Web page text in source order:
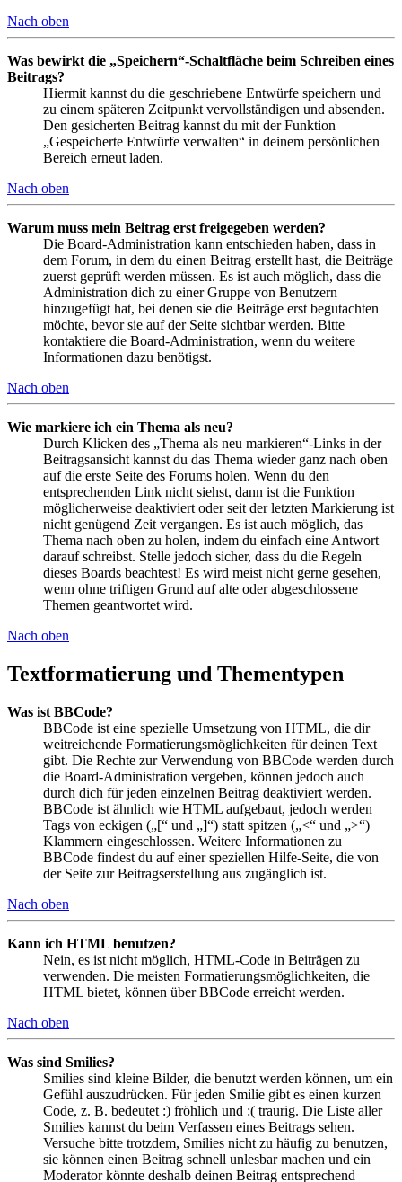
Nach oben
Was bewirkt die „Speichern“-Schaltfläche beim Schreiben eines
Beitrags?
Hiermit kannst du die geschriebene Entwürfe speichern und
zu einem späteren Zeitpunkt vervollständigen und absenden.
Den gesicherten Beitrag kannst du mit der Funktion
„Gespeicherte Entwürfe verwalten“ in deinem persönlichen
Bereich erneut laden.
Nach oben
Warum muss mein Beitrag erst freigegeben werden?
Die Board-Administration kann entschieden haben, dass in
dem Forum, in dem du einen Beitrag erstellt hast, die Beiträge
zuerst geprüft werden müssen. Es ist auch möglich, dass die
Administration dich zu einer Gruppe von Benutzern
hinzugefügt hat, bei denen sie die Beiträge erst begutachten
möchte, bevor sie auf der Seite sichtbar werden. Bitte
kontaktiere die Board-Administration, wenn du weitere
Informationen dazu benötigst.
Nach oben
Wie markiere ich ein Thema als neu?
Durch Klicken des „Thema als neu markieren“-Links in der
Beitragsansicht kannst du das Thema wieder ganz nach oben
auf die erste Seite des Forums holen. Wenn du den
entsprechenden Link nicht siehst, dann ist die Funktion
möglicherweise deaktiviert oder seit der letzten Markierung ist
nicht genügend Zeit vergangen. Es ist auch möglich, das
Thema nach oben zu holen, indem du einfach eine Antwort
darauf schreibst. Stelle jedoch sicher, dass du die Regeln
dieses Boards beachtest! Es wird meist nicht gerne gesehen,
wenn ohne triftigen Grund auf alte oder abgeschlossene
Themen geantwortet wird.
Nach oben
Textformatierung und Thementypen
Was ist BBCode?
BBCode ist eine spezielle Umsetzung von HTML, die dir
weitreichende Formatierungsmöglichkeiten für deinen Text
gibt. Die Rechte zur Verwendung von BBCode werden durch
die Board-Administration vergeben, können jedoch auch
durch dich für jeden einzelnen Beitrag deaktiviert werden.
BBCode ist ähnlich wie HTML aufgebaut, jedoch werden
Tags von eckigen („[“ und „]“) statt spitzen („<“ und „>“)
Klammern eingeschlossen. Weitere Informationen zu
BBCode findest du auf einer speziellen Hilfe-Seite, die von
der Seite zur Beitragserstellung aus zugänglich ist.
Nach oben
Kann ich HTML benutzen?
Nein, es ist nicht möglich, HTML-Code in Beiträgen zu
verwenden. Die meisten Formatierungsmöglichkeiten, die
HTML bietet, können über BBCode erreicht werden.
Nach oben
Was sind Smilies?
Smilies sind kleine Bilder, die benutzt werden können, um ein
Gefühl auszudrücken. Für jeden Smilie gibt es einen kurzen
Code, z. B. bedeutet :) fröhlich und :( traurig. Die Liste aller
Smilies kannst du beim Verfassen eines Beitrags sehen.
Versuche bitte trotzdem, Smilies nicht zu häufig zu benutzen,
sie können einen Beitrag schnell unlesbar machen und ein
Moderator könnte deshalb deinen Beitrag entsprechend